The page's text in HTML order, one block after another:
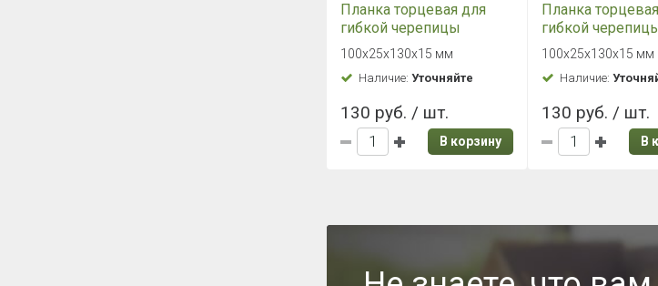
Планка торцевая для
гибкой черепицы
полиэстер Шинглас (RAL
6005 зеленый)
100*25*130*15 (р)
100х25х130х15 мм
Наличие: Уточняйте
130 руб. / шт.
В корзину
Планка
гибкой
полиэстер
8017
100*25*130*15
100х25х130х15 мм
Наличие:
130 руб. / шт.
В